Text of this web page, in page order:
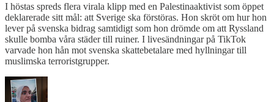
I höstas spreds flera virala klipp med en Palestinaaktivist som öppet
deklarerade sitt mål: att Sverige ska förstöras. Hon skröt om hur hon
lever på svenska bidrag samtidigt som hon drömde om att Ryssland
skulle bomba våra städer till ruiner. I livesändningar på TikTok
varvade hon hån mot svenska skattebetalare med hyllningar till
muslimska terroristgrupper.